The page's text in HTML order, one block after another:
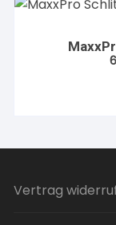
Vertrag